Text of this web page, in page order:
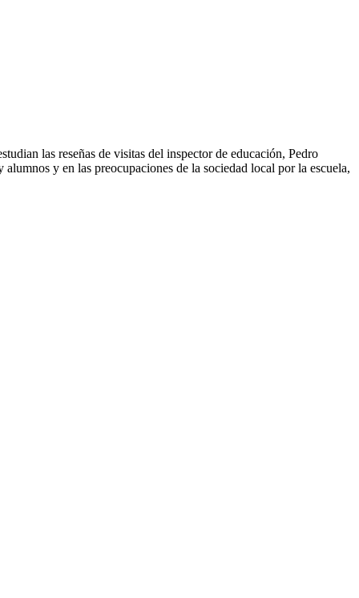
las reseñas de visitas del inspector de educación, Pedro
y en las preocupaciones de la sociedad local por la escuela,